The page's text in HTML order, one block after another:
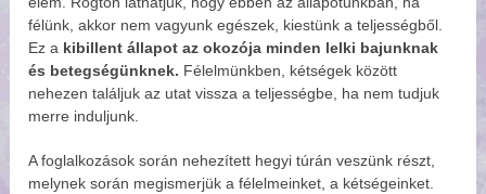
félünk, akkor nem vagyunk egészek, kiestünk a teljességből.
Ez a kibillent állapot az okozója minden lelki bajunknak
és betegségünknek. Félelmünkben, kétségek között
nehezen találjuk az utat vissza a teljességbe, ha nem tudjuk
merre induljunk.
A foglalkozások során nehezített hegyi túrán veszünk részt,
melynek során megismerjük a félelmeinket, a kétségeinket.